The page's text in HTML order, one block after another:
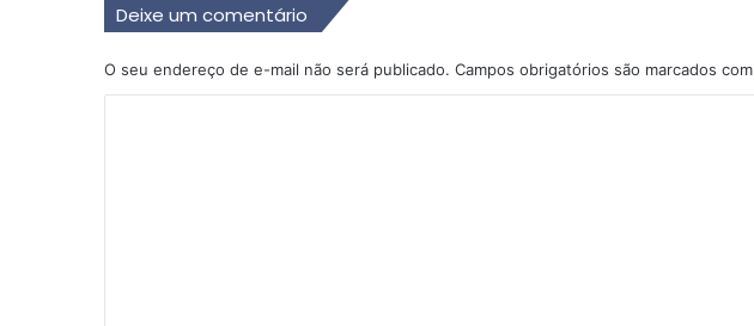
Deixe um comentário
O seu endereço de e-mail não será publicado. Campos obrigatórios são marcados com